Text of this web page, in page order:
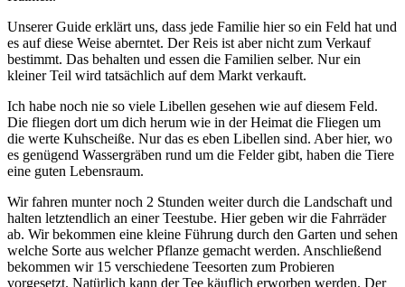
Unserer Guide erklärt uns, dass jede Familie hier so ein Feld hat und
es auf diese Weise aberntet. Der Reis ist aber nicht zum Verkauf
bestimmt. Das behalten und essen die Familien selber. Nur ein
kleiner Teil wird tatsächlich auf dem Markt verkauft.
Ich habe noch nie so viele Libellen gesehen wie auf diesem Feld.
Die fliegen dort um dich herum wie in der Heimat die Fliegen um
die werte Kuhscheiße. Nur das es eben Libellen sind. Aber hier, wo
es genügend Wassergräben rund um die Felder gibt, haben die Tiere
eine guten Lebensraum.
Wir fahren munter noch 2 Stunden weiter durch die Landschaft und
halten letztendlich an einer Teestube. Hier geben wir die Fahrräder
ab. Wir bekommen eine kleine Führung durch den Garten und sehen
welche Sorte aus welcher Pflanze gemacht werden. Anschließend
bekommen wir 15 verschiedene Teesorten zum Probieren
vorgesetzt. Natürlich kann der Tee käuflich erworben werden. Der